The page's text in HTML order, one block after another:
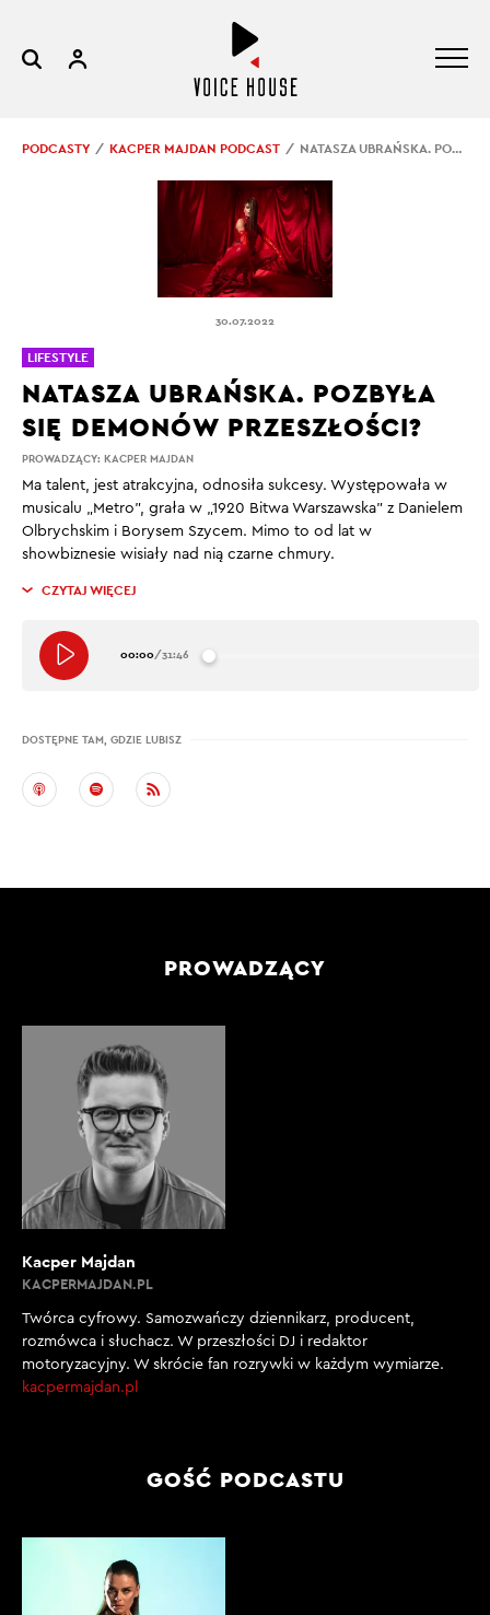
PODCASTY KACPER MAJDAN PODCAST NATASZA UBRAŃSKA. POZBYŁA SIĘ DEMONÓW PRZESZŁOŚCI?
30.07.2022
PROWADZĄCY: KACPER MAJDAN
NATASZA UBRAŃSKA. POZBYŁA
SIĘ DEMONÓW PRZESZŁOŚCI?
Ma talent, jest atrakcyjna, odnosiła sukcesy. Występowała w
musicalu „Metro”, grała w „1920 Bitwa Warszawska” z Danielem
Olbrychskim i Borysem Szycem. Mimo to od lat w
showbiznesie wisiały nad nią czarne chmury.
CZYTAJ WIĘCEJ
00:00/31:46
DOSTĘPNE TAM, GDZIE LUBISZ
LIFESTYLE
PROWADZĄCY
Kacper Majdan
KACPERMAJDAN.PL
Twórca cyfrowy. Samozwańczy dziennikarz, producent,
rozmówca i słuchacz. W przeszłości DJ i redaktor
motoryzacyjny. W skrócie fan rozrywki w każdym wymiarze.
kacpermajdan.pl
GOŚĆ PODCASTU